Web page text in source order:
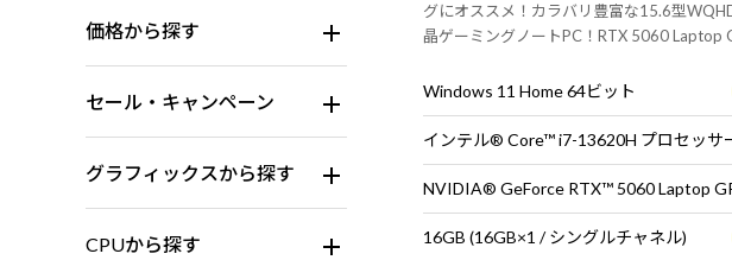
価格から探す
セール・キャンペーン
グラフィックスから探す
CPUから探す
グにオススメ！カラバリ豊富な15.6型
晶ゲーミングノートPC！RTX 5060 Laptop
Windows 11 Home 64ビット
インテル® Core™ i7-13620H プロセッサ
NVIDIA® GeForce RTX™ 5060 Laptop
16GB (16GB×1 / シングルチャネル)